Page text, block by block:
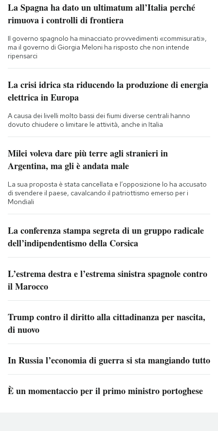
La Spagna ha dato un ultimatum all’Italia perché
rimuova i controlli di frontiera
Il governo spagnolo ha minacciato provvedimenti «commisurati»,
ma il governo di Giorgia Meloni ha risposto che non intende
ripensarci
La crisi idrica sta riducendo la produzione di energia
elettrica in Europa
A causa dei livelli molto bassi dei fiumi diverse centrali hanno
dovuto chiudere o limitare le attività, anche in Italia
Milei voleva dare più terre agli stranieri in
Argentina, ma gli è andata male
La sua proposta è stata cancellata e l’opposizione lo ha accusato
di svendere il paese, cavalcando il patriottismo emerso per i
Mondiali
La conferenza stampa segreta di un gruppo radicale
dell’indipendentismo della Corsica
L’estrema destra e l’estrema sinistra spagnole contro
il Marocco
Trump contro il diritto alla cittadinanza per nascita,
di nuovo
In Russia l’economia di guerra si sta mangiando tutto
È un momentaccio per il primo ministro portoghese